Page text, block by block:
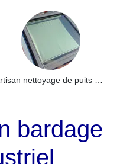
bardage